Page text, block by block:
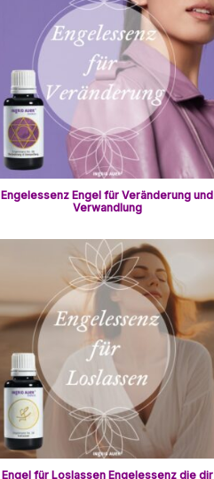
Engelessenz Engel für Veränderung und
Verwandlung
Engel für Loslassen Engelessenz die dir